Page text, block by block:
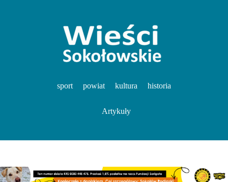
sport powiat kultura historia
Artykuły